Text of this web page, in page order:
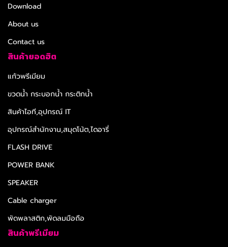
Download
About us
Contact us
สินค้ายอดฮิต
แก้วพรีเมียม
ขวดน้ำ กระบอกน้ำ กระติกน้ำ
สินค้าไอที,อุปกรณ์ IT
อุปกรณ์สำนักงาน,สมุดโน้ต,ไดอารี่
FLASH DRIVE
POWER BANK
SPEAKER
Cable charger
พัดพลาสติก,พัดลมมือถือ
สินค้าพรีเมียม